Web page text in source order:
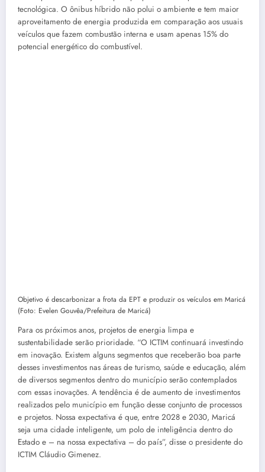
tecnológica. O ônibus híbrido não polui o ambiente e tem maior
aproveitamento de energia produzida em comparação aos usuais
veículos que fazem combustão interna e usam apenas 15% do
potencial energético do combustível.
Objetivo é descarbonizar a frota da EPT e produzir os veículos em Maricá
(Foto: Evelen Gouvêa/Prefeitura de Maricá)
Para os próximos anos, projetos de energia limpa e
sustentabilidade serão prioridade. “O ICTIM continuará investindo
em inovação. Existem alguns segmentos que receberão boa parte
desses investimentos nas áreas de turismo, saúde e educação, além
de diversos segmentos dentro do município serão contemplados
com essas inovações. A tendência é de aumento de investimentos
realizados pelo município em função desse conjunto de processos
e projetos. Nossa expectativa é que, entre 2028 e 2030, Maricá
seja uma cidade inteligente, um polo de inteligência dentro do
Estado e – na nossa expectativa – do país”, disse o presidente do
ICTIM Cláudio Gimenez.